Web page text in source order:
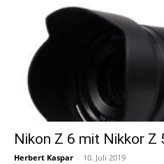
Nikon Z 6 mit Nikkor Z
Herbert Kaspar - 10. Juli 2019